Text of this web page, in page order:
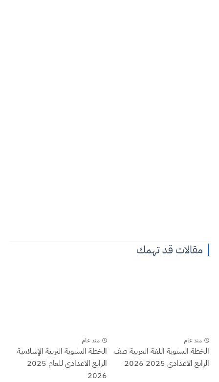
مقالات قد تهمك
منذ عام
الخطة السنوية اللغة العربية صف
الرابع الاعدادي 2025 2026
منذ عام
الخطة السنوية التربية الإسلامية
الرابع الاعدادي للعام 2025
2026